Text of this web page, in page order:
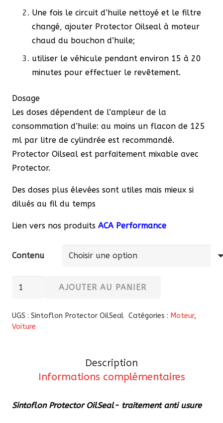
Une fois le circuit d’huile nettoyé et le filtre
changé, ajouter Protector Oilseal à moteur
chaud du bouchon d’huile;
utiliser le véhicule pendant environ 15 à 20
minutes pour effectuer le revêtement.
Dosage
Les doses dépendent de l’ampleur de la
consommation d’huile: au moins un flacon de 125
ml par litre de cylindrée est recommandé.
Protector Oilseal est parfaitement mixable avec
Protector.
Des doses plus élevées sont utiles mais mieux si
dilués au fil du temps
Lien vers nos produits ACA Performance
Contenu
quantité
Sintoflon
Protector
AJOUTER AU PANIER
UGS : Sintoflon Protector OilSeal Catégories : Moteur,
Voiture
Description
Informations complémentaires
Sintoflon Protector OilSeal- traitement anti usure